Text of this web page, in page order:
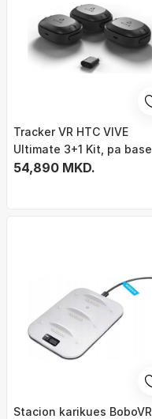
Tracker VR HTC VIVE
Ultimate 3+1 Kit, pa base
station, i zi
54,890 MKD.
Stacion karikues BoboVR